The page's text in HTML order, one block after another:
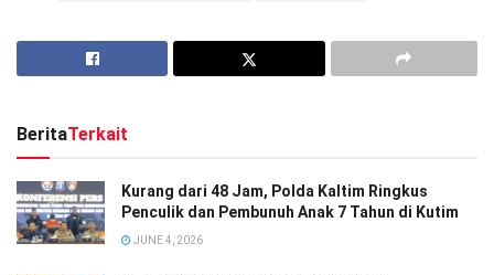
BeritaTerkait
Kurang dari 48 Jam, Polda Kaltim Ringkus
Penculik dan Pembunuh Anak 7 Tahun di Kutim
JUNE 4, 2026